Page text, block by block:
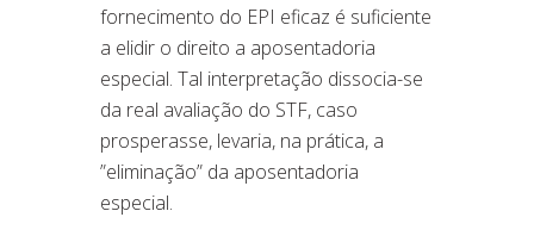
fornecimento do EPI eficaz é suficiente
a elidir o direito a aposentadoria
especial. Tal interpretação dissocia-se
da real avaliação do STF, caso
prosperasse, levaria, na prática, a
”eliminação” da aposentadoria
especial.